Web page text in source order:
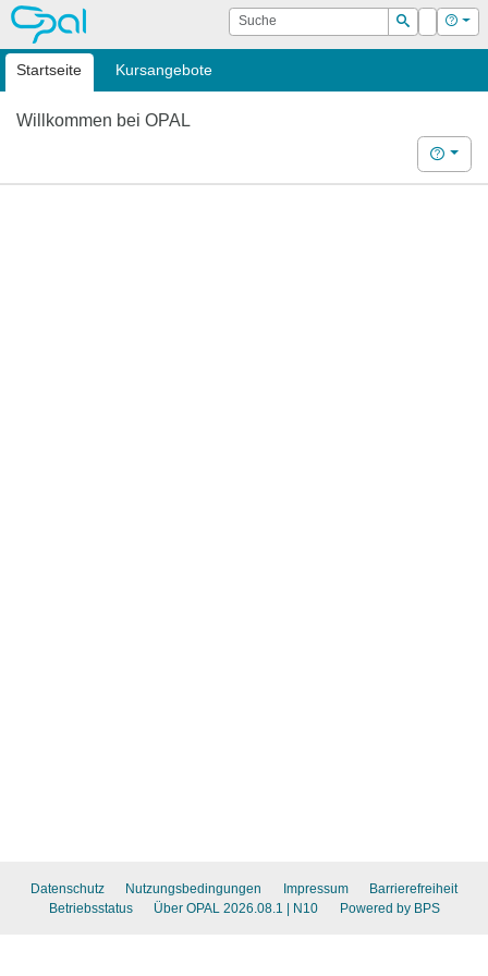
OPAL Suche
Suchen
Login Hilfe
Startseite Kursangebote
Willkommen bei OPAL
Hilfe
Datenschutz Nutzungsbedingungen Impressum
Barrierefreiheit
Betriebsstatus
Über OPAL 2026.08.1 | N10 Powered by BPS